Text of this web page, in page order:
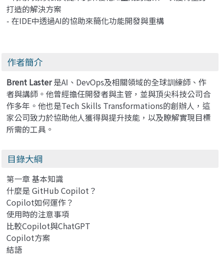
打造的解決方案
- 在IDE中透過AI的協助來簡化功能開發與重構
作者簡介
Brent Laster是AI、DevOps及相關領域的全球訓練師、作
者與講師。他曾經擔任開發者與主管，並與頂尖科技公司合
作多年。他也是Tech Skills Transformations的創辦人，這
家公司致力於協助他人獲得與提升技能，以及瞭解實現目標
所需的工具。
目錄大綱
第一章 基本知識
什麼是 GitHub Copilot？
Copilot如何運作？
使用時的注意事項
比較Copilot與ChatGPT
Copilot方案
結語